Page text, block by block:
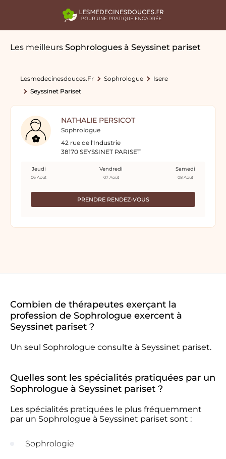
Les meilleurs Sophrologues à Seyssinet pariset
Lesmedecinesdouces.fr Sophrologue
Isere
Seyssinet Pariset
NATHALIE PERSICOT
Sophrologue
42 rue de l'Industrie
38170 SEYSSINET PARISET
PRENDRE RENDEZ-VOUS
Jeudi
06 Août
Vendredi
07 Août
Samedi
08 Août
Combien de thérapeutes exerçant la
profession de Sophrologue exercent à
Seyssinet pariset ?
Un seul Sophrologue consulte à Seyssinet pariset.
Quelles sont les spécialités pratiquées par un
Sophrologue à Seyssinet pariset ?
Les spécialités pratiquées le plus fréquemment
par un Sophrologue à Seyssinet pariset sont :
Sophrologie